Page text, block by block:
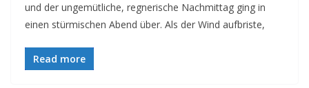
und der ungemütliche, regnerische Nachmittag ging in
einen stürmischen Abend über. Als der Wind aufbriste,
Read more